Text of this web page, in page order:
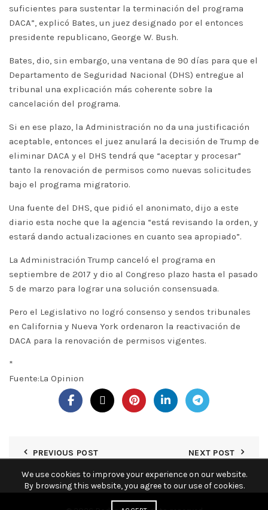
suficientes para sustentar la terminación del programa
DACA”, explicó Bates, un juez designado por el entonces
presidente republicano, George W. Bush.
Bates, dio, sin embargo, una ventana de 90 días para que el
Departamento de Seguridad Nacional (DHS) entregue al
tribunal una explicación más coherente sobre la
cancelación del programa.
Si en ese plazo, la Administración no da una justificación
aceptable, entonces el juez anulará la decisión de Trump de
eliminar DACA y el DHS tendrá que “aceptar y procesar”
tanto la renovación de permisos como nuevas solicitudes
bajo el programa migratorio.
Una fuente del DHS, que pidió el anonimato, dijo a este
diario esta noche que la agencia “está revisando la orden, y
estará dando actualizaciones en cuanto sea apropiado”.
La Administración Trump canceló el programa en
septiembre de 2017 y dio al Congreso plazo hasta el pasado
5 de marzo para lograr una solución consensuada.
Pero el Legislativo no logró consenso y sendos tribunales
en California y Nueva York ordenaron la reactivación de
DACA para la renovación de permisos vigentes.
*
Fuente:La Opinion
PREVIOUS POST NEXT POST
We use cookies to improve your experience on our website.
By browsing this website, you agree to our use of cookies.